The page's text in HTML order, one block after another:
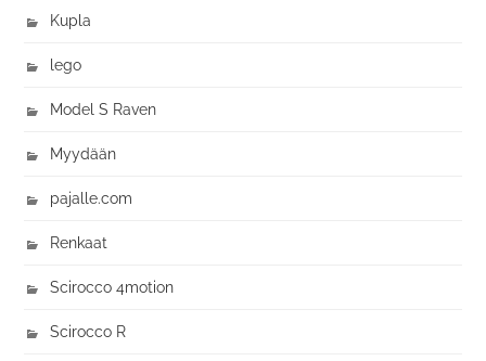
Kupla
lego
Model S Raven
Myydään
pajalle.com
Renkaat
Scirocco 4motion
Scirocco R